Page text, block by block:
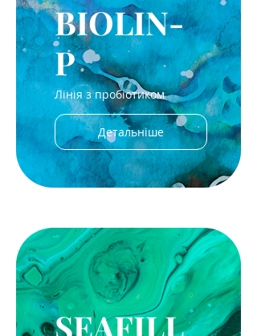
BIOLIN-
P
Лінія з пробіотиком
Детальніше
SEAFІLL